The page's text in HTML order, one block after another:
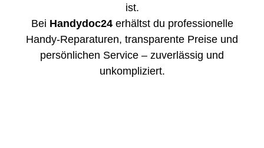
ist.
Bei Handydoc24erhältst du professionelle
Handy-Reparaturen, transparente Preise und
persönlichen Service – zuverlässig und
unkompliziert.